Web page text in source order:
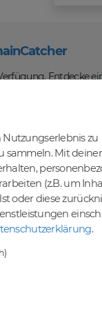
Entdecke
Profitiere von
Angebot an
Möglichkeit,
die darauf
zu stärken und
im Online-Bereich.
zu
sammeln. Mit deiner
(z.B. um
oder diese
.